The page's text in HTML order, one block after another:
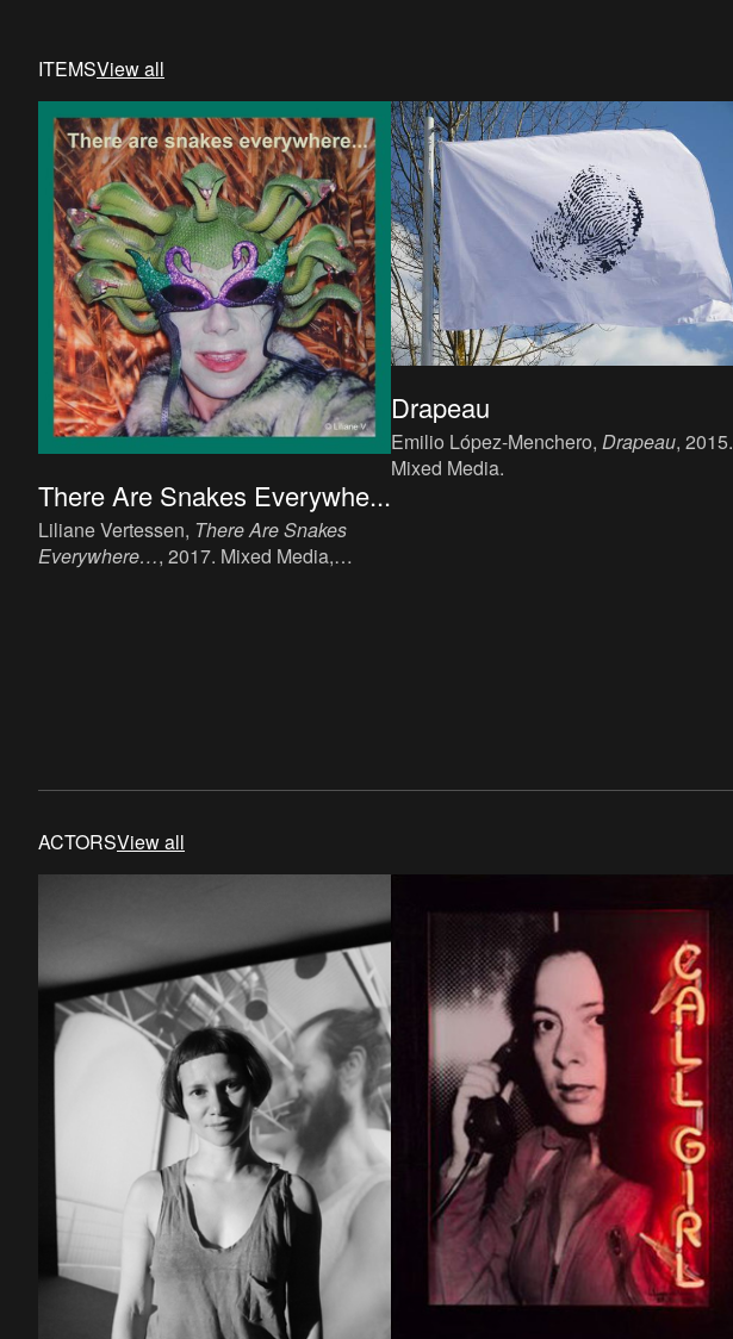
ITEMSView all
There Are Snakes Everywhe...
Liliane Vertessen, There Are Snakes
Everywhere…, 2017. Mixed Media,
Drapeau
Emilio López-Menchero, Drapeau, 2015.
Mixed Media.
ACTORSView all